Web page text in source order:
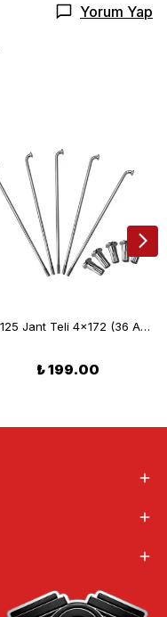
Yorum Yap
CG 125 Jant Teli 4x172 (36 ADET)
₺ 199.00